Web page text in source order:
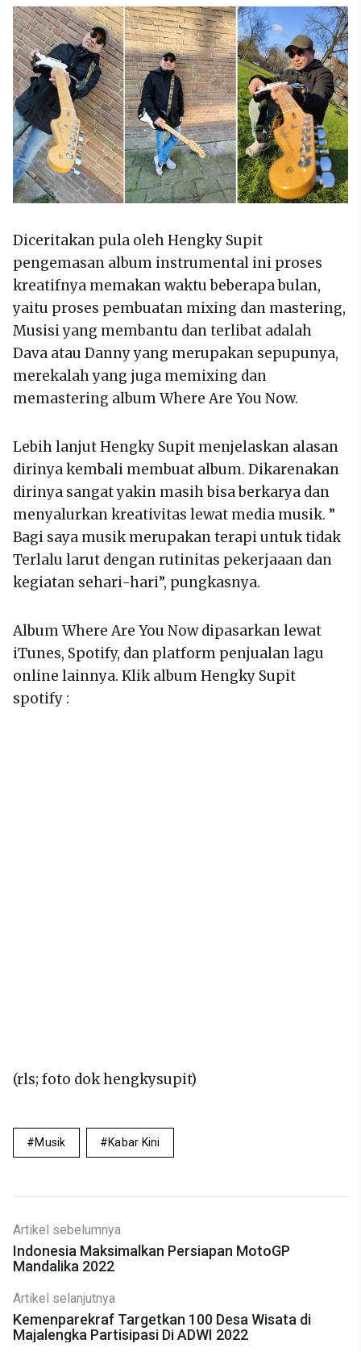
Diceritakan pula oleh Hengky Supit
pengemasan album instrumental ini proses
kreatifnya memakan waktu beberapa bulan,
yaitu proses pembuatan mixing dan mastering,
Musisi yang membantu dan terlibat adalah
Dava atau Danny yang merupakan sepupunya,
merekalah yang juga memixing dan
memastering album Where Are You Now.
Lebih lanjut Hengky Supit menjelaskan alasan
dirinya kembali membuat album. Dikarenakan
dirinya sangat yakin masih bisa berkarya dan
menyalurkan kreativitas lewat media musik. ”
Bagi saya musik merupakan terapi untuk tidak
Terlalu larut dengan rutinitas pekerjaaan dan
kegiatan sehari-hari”, pungkasnya.
Album Where Are You Now dipasarkan lewat
iTunes, Spotify, dan platform penjualan lagu
online lainnya. Klik album Hengky Supit
spotify :
(rls; foto dok hengkysupit)
Musik Kabar Kini
Artikel sebelumnya
Indonesia Maksimalkan Persiapan MotoGP
Mandalika 2022
Artikel selanjutnya
Kemenparekraf Targetkan 100 Desa Wisata di
Majalengka Partisipasi Di ADWI 2022